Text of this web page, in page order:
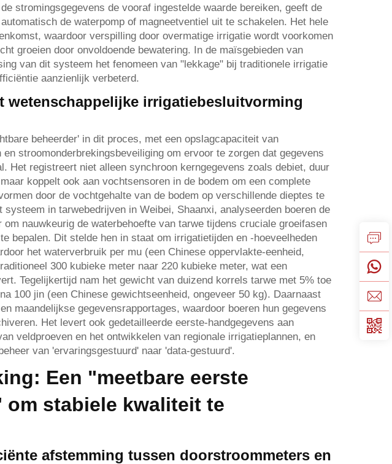
stromingsgegevens de vooraf ingestelde waarde bereiken, geeft de
de waterpomp of magneetventiel uit te schakelen. Het hele
waardoor verspilling door overmatige irrigatie wordt voorkomen
groeien door onvoldoende bewatering. In de maïsgebieden van
van dit systeem het fenomeen van "lekkage" bij traditionele irrigatie
aanzienlijk verbeterd.
wetenschappelijke irrigatiebesluitvorming
beheerder' in dit proces, met een opslagcapaciteit van
stroomonderbrekingsbeveiliging om ervoor te zorgen dat gegevens
Het registreert niet alleen synchroon kerngegevens zoals debiet, duur
koppelt ook aan vochtsensoren in de bodem om een complete
door de vochtgehalte van de bodem op verschillende dieptes te
in tarwebedrijven in Weibei, Shaanxi, analyseerden boeren de
nauwkeurig de waterbehoefte van tarwe tijdens cruciale groeifasen
bepalen. Dit stelde hen in staat om irrigatietijden en -hoeveelheden
het waterverbruik per mu (een Chinese oppervlakte-eenheid,
300 kubieke meter naar 220 kubieke meter, wat een
Tegelijkertijd nam het gewicht van duizend korrels tarwe met 5% toe
100 jin (een Chinese gewichtseenheid, ongeveer 50 kg). Daarnaast
maandelijkse gegevensrapportages, waardoor boeren hun gegevens
Het levert ook gedetailleerde eerste-handgegevens aan
veldproeven en het ontwikkelen van regionale irrigatieplannen, en
van 'ervaringsgestuurd' naar 'data-gestuurd'.
Een "meetbare eerste
stabiele kwaliteit te
afstemming tussen doorstroommeters en